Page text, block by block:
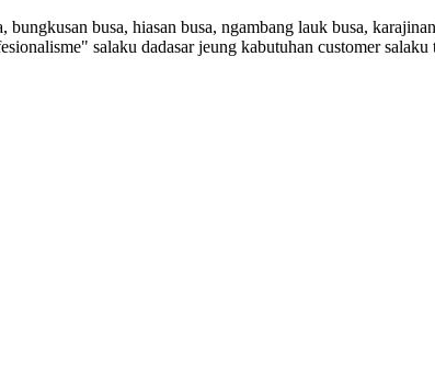
busa, hiasan busa, ngambang lauk busa,
salaku dadasar jeung kabutuhan customer